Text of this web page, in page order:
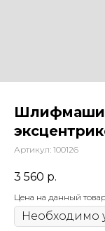
Артикул: 100126
3 560 р.
Цена на данный